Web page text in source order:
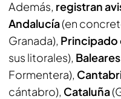
Además, registran
Andalucía(en
Granada), Principado
sus litorales), Baleares
Formentera),
cántabro), Cataluña